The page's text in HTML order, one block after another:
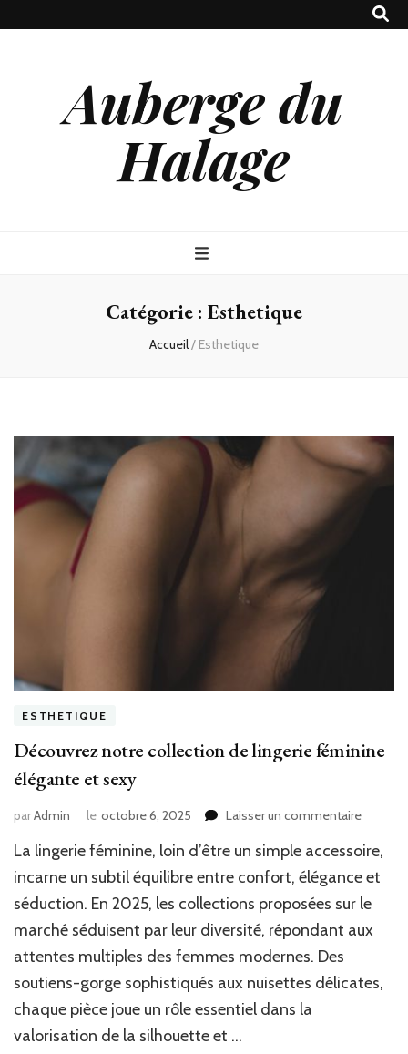
Auberge du
Halage
Catégorie : Esthetique
Accueil/ Esthetique
ESTHETIQUE
Découvrez notre collection de lingerie féminine
élégante et sexy
parAdmin le octobre 6, 2025 Laisser un commentairesur
notre
lingerie
sexy
La lingerie féminine, loin d’être un simple accessoire,
incarne un subtil équilibre entre confort, élégance et
séduction. En 2025, les collections proposées sur le
marché séduisent par leur diversité, répondant aux
attentes multiples des femmes modernes. Des
soutiens-gorge sophistiqués aux nuisettes délicates,
chaque pièce joue un rôle essentiel dans la
valorisation de la silhouette et …